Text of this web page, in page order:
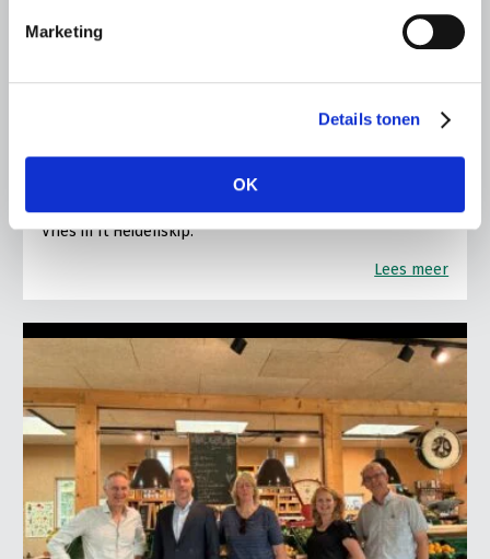
Marketing
Details tonen
OK
6 AUGUSTUS 2026
LTO Nederland ontving gisteren Tweede Kamerlid
Maarten Goudzwaard (JA21) en beleidsmedewerker
Ronald Oenema op het melkveebedrijf van Jolmer de
Vries in It Heidenskip.
Lees meer